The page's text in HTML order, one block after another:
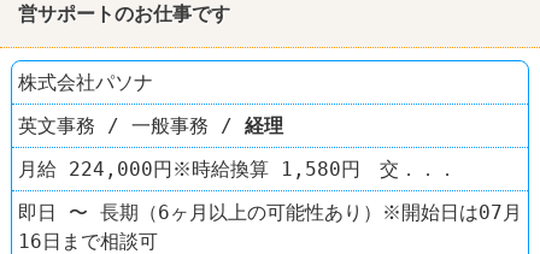
営サポートのお仕事です
株式会社パソナ
英文事務 / 一般事務 / 経理
月給 224,000円※時給換算 1,580円 交．．．
即日 〜 長期（6ヶ月以上の可能性あり）※開始日は07月
16日まで相談可